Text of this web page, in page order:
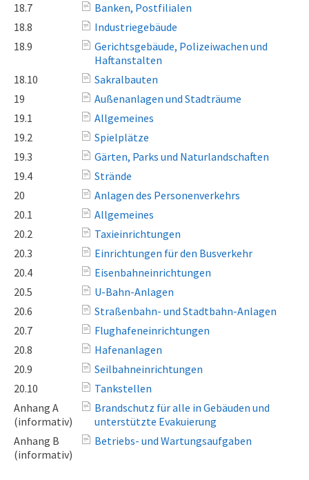
18.7
Banken, Postfilialen
18.8
Industriegebäude
18.9
Gerichtsgebäude, Polizeiwachen und
Haftanstalten
18.10
Sakralbauten
19
Außenanlagen und Stadträume
19.1
Allgemeines
19.2
Spielplätze
19.3
Gärten, Parks und Naturlandschaften
19.4
Strände
20
Anlagen des Personenverkehrs
20.1
Allgemeines
20.2
Taxieinrichtungen
20.3
Einrichtungen für den Busverkehr
20.4
Eisenbahneinrichtungen
20.5
U-Bahn-Anlagen
20.6
Straßenbahn- und Stadtbahn-Anlagen
20.7
Flughafeneinrichtungen
20.8
Hafenanlagen
20.9
Seilbahneinrichtungen
20.10
Tankstellen
Anhang A
(informativ)
Brandschutz für alle in Gebäuden und
unterstützte Evakuierung
Anhang B
(informativ)
Betriebs- und Wartungsaufgaben